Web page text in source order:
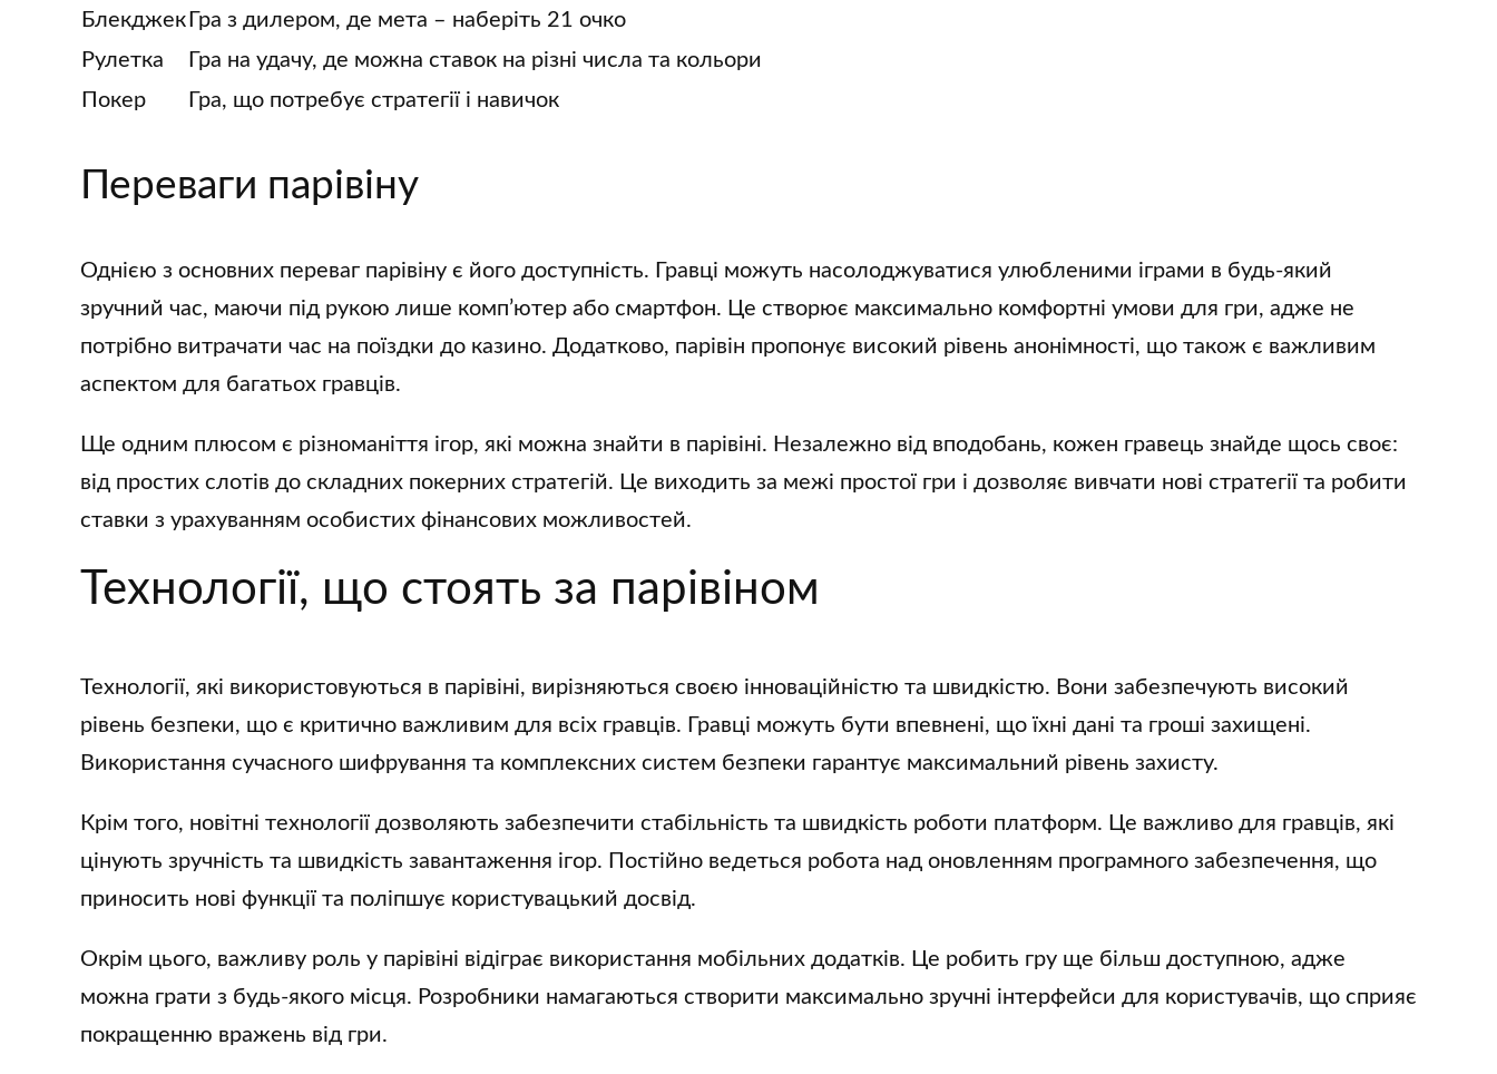
Блекджек Гра з дилером, де мета – наберіть 21 очко
Рулетка
Гра на удачу, де можна ставок на різні числа та кольори
Покер
Гра, що потребує стратегії і навичок
Переваги парівіну
Однією з основних переваг парівіну є його доступність. Гравці можуть насолоджуватися улюбленими іграми в будь-який
зручний час, маючи під рукою лише комп’ютер або смартфон. Це створює максимально комфортні умови для гри, адже не
потрібно витрачати час на поїздки до казино. Додатково, парівін пропонує високий рівень анонімності, що також є важливим
аспектом для багатьох гравців.
Ще одним плюсом є різноманіття ігор, які можна знайти в парівіні. Незалежно від вподобань, кожен гравець знайде щось своє:
від простих слотів до складних покерних стратегій. Це виходить за межі простої гри і дозволяє вивчати нові стратегії та робити
ставки з урахуванням особистих фінансових можливостей.
Технології, що стоять за парівіном
Технології, які використовуються в парівіні, вирізняються своєю інноваційністю та швидкістю. Вони забезпечують високий
рівень безпеки, що є критично важливим для всіх гравців. Гравці можуть бути впевнені, що їхні дані та гроші захищені.
Використання сучасного шифрування та комплексних систем безпеки гарантує максимальний рівень захисту.
Крім того, новітні технології дозволяють забезпечити стабільність та швидкість роботи платформ. Це важливо для гравців, які
цінують зручність та швидкість завантаження ігор. Постійно ведеться робота над оновленням програмного забезпечення, що
приносить нові функції та поліпшує користувацький досвід.
Окрім цього, важливу роль у парівіні відіграє використання мобільних додатків. Це робить гру ще більш доступною, адже
можна грати з будь-якого місця. Розробники намагаються створити максимально зручні інтерфейси для користувачів, що сприяє
покращенню вражень від гри.